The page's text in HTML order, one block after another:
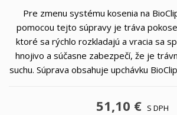
Pre zmenu systému kosenia na
pomocou tejto súpravy je tráva
ktoré sa rýchlo rozkladajú a vracia sa
hnojivo a súčasne zabezpečí, že je
suchu. Súprava obsahuje upchávku
51,10 € S DPH